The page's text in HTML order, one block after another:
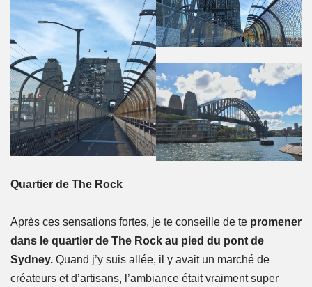
Quartier de The Rock
Après ces sensations fortes, je te conseille de te promener
dans le quartier de The Rock au pied du pont de
Sydney. Quand j’y suis allée, il y avait un marché de
créateurs et d’artisans, l’ambiance était vraiment super